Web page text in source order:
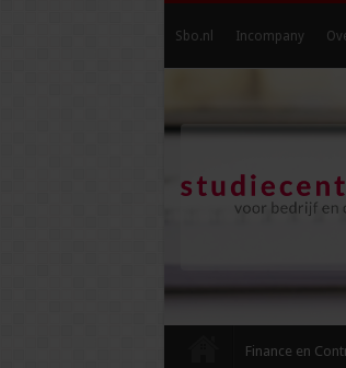
Sbo.nl Incompany
Finance en